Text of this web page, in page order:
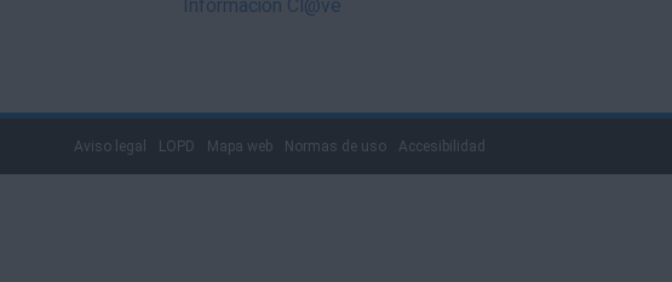
Aviso legal LOPD Mapa web Normas de uso Accesibilidad